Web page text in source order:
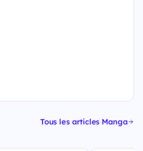
Tous les articles Manga